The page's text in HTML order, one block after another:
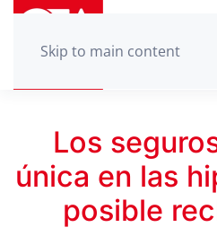
Skip to main content
Los
única en las
posible